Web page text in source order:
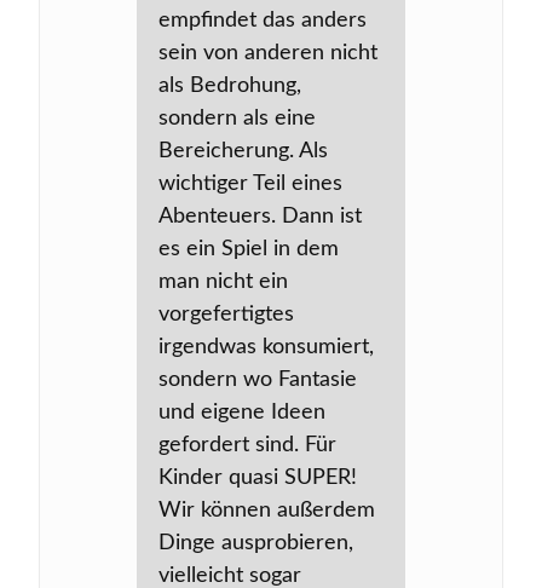
empfindet das anders
sein von anderen nicht
als Bedrohung,
sondern als eine
Bereicherung. Als
wichtiger Teil eines
Abenteuers. Dann ist
es ein Spiel in dem
man nicht ein
vorgefertigtes
irgendwas konsumiert,
sondern wo Fantasie
und eigene Ideen
gefordert sind. Für
Kinder quasi SUPER!
Wir können außerdem
Dinge ausprobieren,
vielleicht sogar